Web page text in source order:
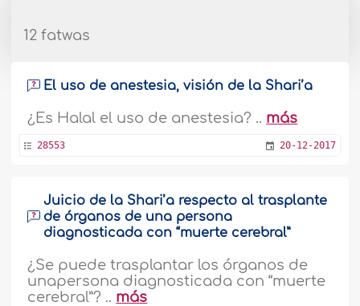
12 fatwas
El uso de anestesia, visión de la Shari’a
¿Es Halal el uso de anestesia? .. más
28553 20-12-2017
Juicio de la Shari’a respecto al trasplante
de órganos de una persona
diagnosticada con “muerte cerebral”
¿Se puede trasplantar los órganos de
unapersona diagnosticada con “muerte
cerebral”? .. más